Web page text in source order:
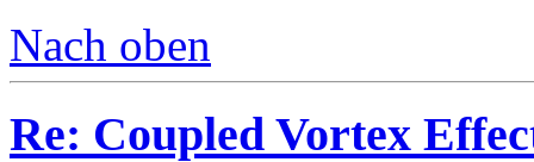
Nach oben
Re: Coupled Vortex